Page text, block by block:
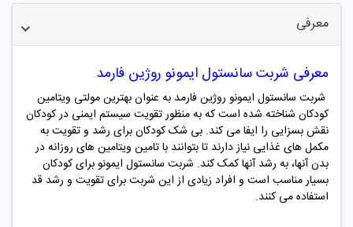
معرفی
معرفی شربت سانستول ایمونو روژین فارمد
شربت سانستول ایمونو روژین فارمد به عنوان بهترین مولتی ویتامین
کودکان شناخته شده است که به منظور تقویت سیستم ایمنی در کودکان
نقش بسزایی را ایفا می کند. بی شک کودکان برای رشد و تقویت به
مکمل های غذایی نیاز دارند تا بتوانند با تامین ویتامین های روزانه در
بدن آنها، به رشد آنها کمک کند. شربت سانستول ایمونو برای کودکان
بسیار مناسب است و افراد زیادی از این شربت برای تقویت و رشد قد
استفاده می کنند.